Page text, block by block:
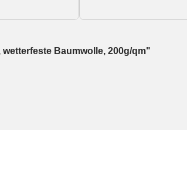
Baumwolle, 200g/qm"